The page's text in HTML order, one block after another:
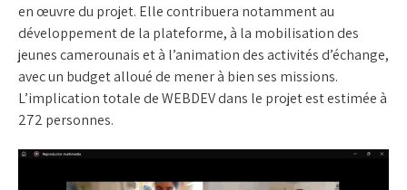
en œuvre du projet. Elle contribuera notamment au
développement de la plateforme, à la mobilisation des
jeunes camerounais et à l’animation des activités d’échange,
avec un budget alloué de mener à bien ses missions.
L’implication totale de WEBDEV dans le projet est estimée à
272 personnes.